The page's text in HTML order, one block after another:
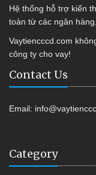
Hệ thống hỗ trợ kiến
toàn từ các ngân
Vaytiencccd.com
công ty cho vay!
Contact Us
Email:
Category